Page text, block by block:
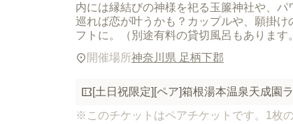
内には縁結びの神様を祀る玉簾神社や、
巡れば恋が叶うかも？カップルや、願掛
フトに。（別途有料の貸切風呂もあります
開催場所神奈川県 足柄下郡
[土日祝限定][ペア]箱根湯本温泉天成園
※このチケットはペアチケットです。1枚